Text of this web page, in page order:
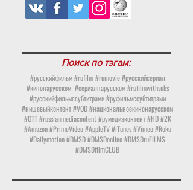
Поиск по тэгам:
#русскийфильм #rufilm #rumovie #русскийсериал
#кинонарусском #сериалнарусском #rufilmwithsubs
#русскийфильмссубтитрами #руфильмссубтитрами
#нишевыйконтент #VOD #национальноекинонарусском
#OTT #russianmediacontent #румедиаконтент #HD #2K
#Amazon #PrimeVideo #AppleTV #iTunes #Vimeo #Roku
#Dailymotion #DMSD #DMSDonline #DMSDruFILMS
#DMSDfilmCLUB